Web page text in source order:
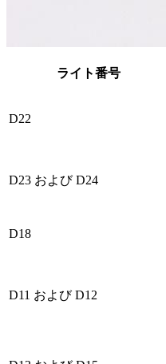
ライト番号
D22
D23 および D24
D18
D11 および D12